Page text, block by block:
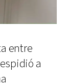
entre
a